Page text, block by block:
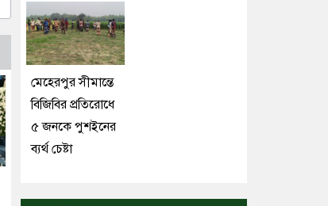
মেহেরপুর সীমান্তে
বিজিবির প্রতিরোধে
৫ জনকে পুশইনের
ব্যর্থ চেষ্টা